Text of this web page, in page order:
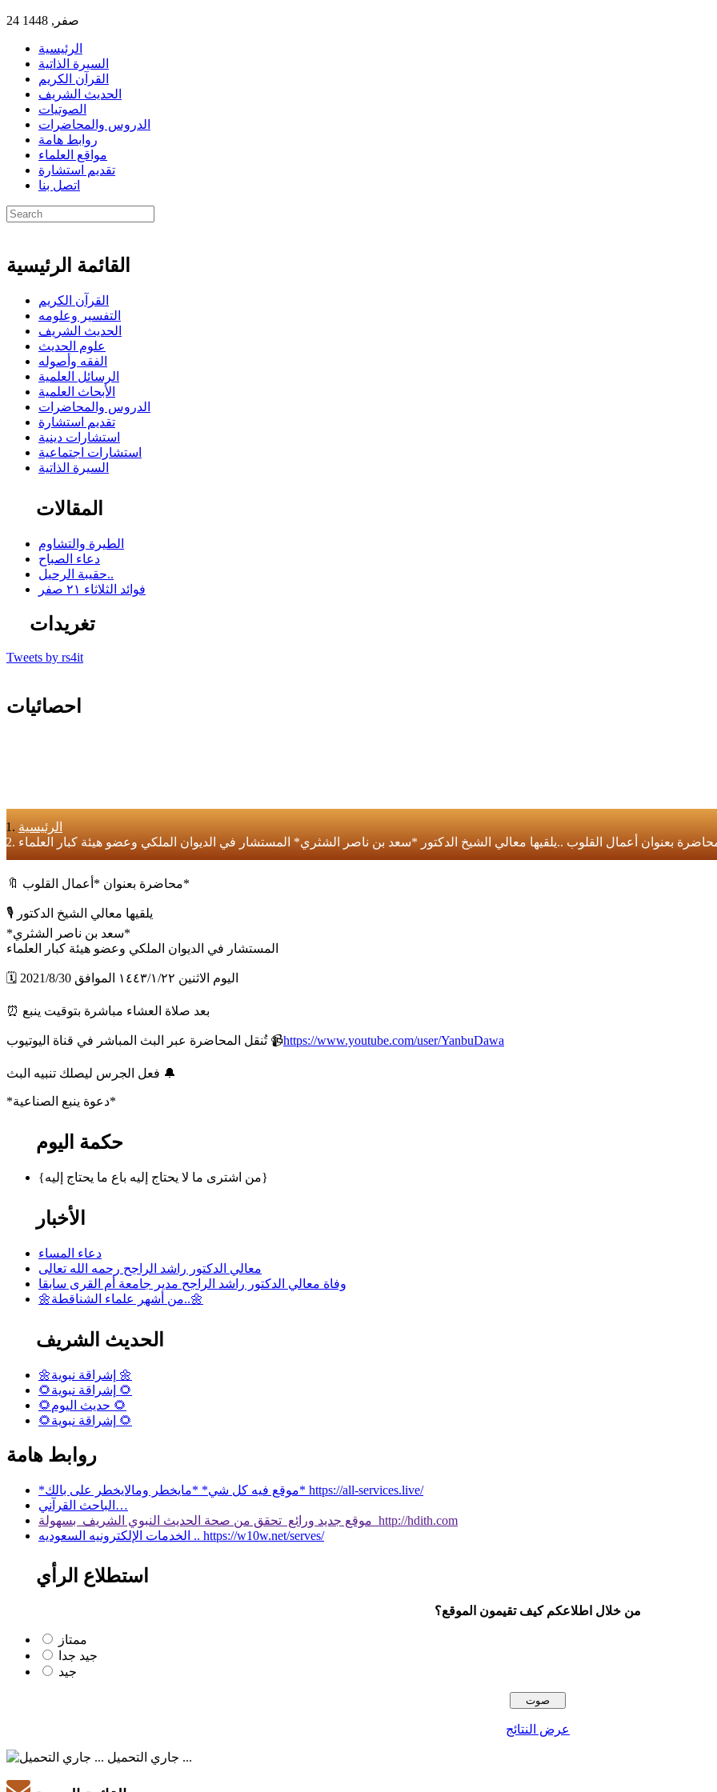
24 صفر, 1448
الرئيسية
السيرة الذاتية
القرآن الكريم
الحديث الشريف
الصوتيات
الدروس والمحاضرات
روابط هامة
مواقع العلماء
تقديم استشارة
اتصل بنا
القائمة الرئيسية
القرآن الكريم
التفسير وعلومه
الحديث الشريف
علوم الحديث
الفقه وأصوله
الرسائل العلمية
الأبحاث العلمية
الدروس والمحاضرات
تقديم استشارة
استشارات دينية
استشارات اجتماعية
السيرة الذاتية
المقالات
الطيرة والتشاوم
دعاء الصباح
حقيبة الرحيل..
فوائد الثلاثاء ٢١ صفر
تغريدات
Tweets by rs4it
احصائيات
الرئيسية
🔖 محاضرة بعنوان *أعمال القلوب*
🎙 يلقيها معالي الشيخ الدكتور
*سعد بن ناصر الشثري*
المستشار في الديوان الملكي وعضو هيئة كبار العلماء
🗓 اليوم الاثنين ١٤٤٣/١/٢٢ الموافق 2021/8/30
⏰ بعد صلاة العشاء مباشرة بتوقيت ينبع
تُنقل المحاضرة عبر البث المباشر في قناة اليوتيوب 📹https://www.youtube.com/user/YanbuDawa
فعل الجرس ليصلك تنبيه البث 🔔
*دعوة ينبع الصناعية*
حكمة اليوم
{من اشترى ما لا يحتاج إليه باع ما يحتاج إليه}
الأخبار
دعاء المساء
معالي الدكتور راشد الراجح رحمه الله تعالى
وفاة معالي الدكتور راشد الراجح مدير جامعة أم القرى سابقا
🌼من أشهر علماء الشناقطة..🌼
الحديث الشريف
🌼إشراقة نبوية 🌼
🌻إشراقة نبوية 🌻
🌻حديث اليوم 🌻
🌻إشراقة نبوية 🌻
روابط هامة
*موقع فيه كل شي* *مايخطر ومالايخطر على بالك* https://all-services.live/
الباحث القرآني…
موقع جديد ورائع تحقق من صحة الحديث النبوي الشريف بسهولة http://hdith.com
الخدمات الإلكترونيه السعوديه .. https://w10w.net/serves/
استطلاع الرأي
من خلال اطلاعكم كيف تقيمون الموقع؟
ممتاز
جيد جدا
جيد
عرض النتائج
جاري التحميل ...